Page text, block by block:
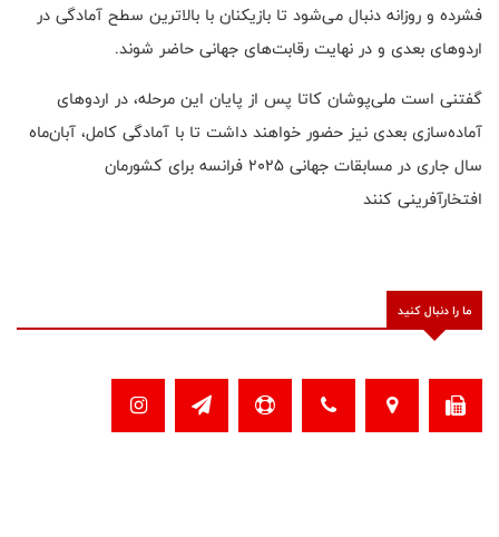
فشرده و روزانه دنبال می‌شود تا بازیکنان با بالاترین سطح آمادگی در
اردوهای بعدی و در نهایت رقابت‌های جهانی حاضر شوند.
گفتنی است ملی‌پوشان کاتا پس از پایان این مرحله، در اردوهای
آماده‌سازی بعدی نیز حضور خواهند داشت تا با آمادگی کامل، آبان‌ماه
سال جاری در مسابقات جهانی ۲۰۲۵ فرانسه برای کشورمان
افتخارآفرینی کنند
ما را دنبال کنید